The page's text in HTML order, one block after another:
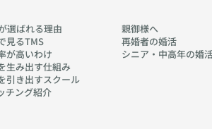
選ばれる理由
見るTMS
が高いわけ
生み出す仕組み
引き出すスクール
チング紹介
親御様へ
再婚者の婚活
シニア・中高年の婚